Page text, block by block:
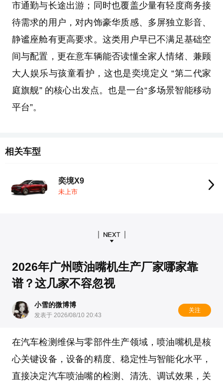
市通勤与长途出游；同时也覆盖少量有轻度商务接
待需求的用户，对内饰豪华质感、多屏独立影音、
静谧座舱有更高要求。这类用户早已不满足基础空
间与配置，更在意车辆能否读懂全家人情绪、兼顾
大人娱乐与孩童看护，这也是奕境定义 “第二代家
庭旗舰” 的核心出发点。也是一台“多场景智能移动
平台”。
相关车型
奕境X9
未上市
2026年广州喷油嘴机生产厂家哪家靠
谱？这几家不容忽视
小雪的微博博
发表于 2026/08/10 20:43
关注
在汽车检测维保与零部件生产领域，喷油嘴机是核
心关键设备，设备的精度、稳定性与智能化水平，
直接决定汽车喷油嘴的检测、清洗、调试效果，关